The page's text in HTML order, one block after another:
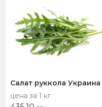
Салат руккола Украина
цена за 1 кг